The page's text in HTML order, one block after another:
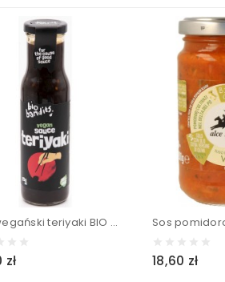
Sos wegański teriyaki BIO - Bio Bandits 250 ml
zł 18,60 zł